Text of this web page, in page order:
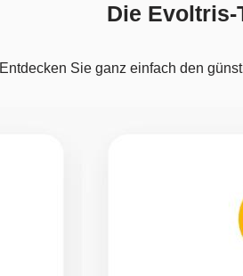
Die Evoltris-
Entdecken Sie ganz einfach den